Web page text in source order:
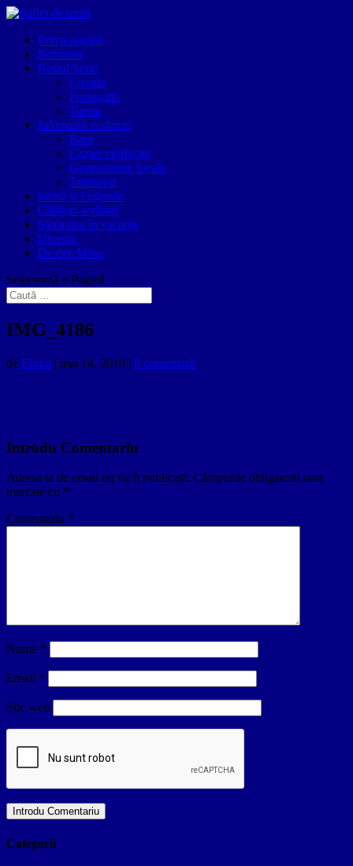
Prima pagină
Romania
Restul lumii
Croatia
Portugalia
Turcia
Informatii si sfaturi
Bani
Cazari verificate
Gastronomie locala
Transport
Istorii si Legende
Călători-scriitori
Sănătatea în vacanțe
Diverse
Despre Mine
Selectează o Pagină
IMG_4186
de Elvira | mai 14, 2019 | 0 comentarii
Introdu Comentariu
Adresa ta de email nu va fi publicată. Câmpurile obligatorii sunt
marcate cu *
Comentariu *
Nume *
Email *
Site web
Categorii